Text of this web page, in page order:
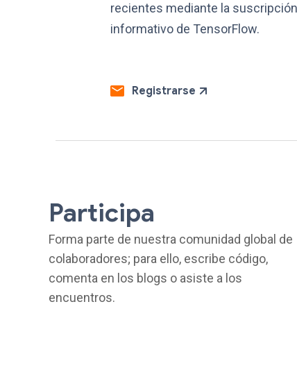
recientes mediante la
informativo de TensorFlow.
Registrarse
Participa
Forma parte de nuestra comunidad global de
colaboradores; para ello, escribe código,
comenta en los blogs o asiste a los
encuentros.